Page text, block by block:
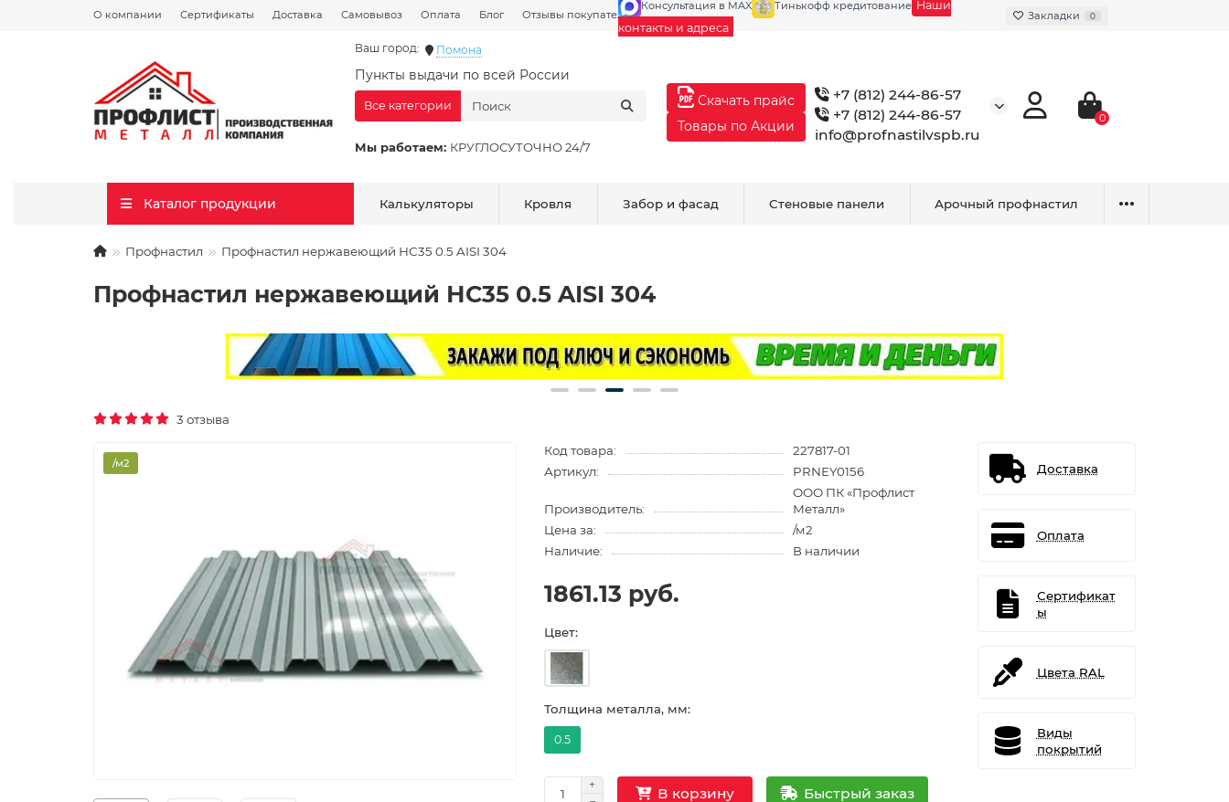
О компании Сертификаты Доставка Самовывоз Оплата Блог Отзывы покупателей Галерея
Консультация в MAX Тинькофф кредитование Наши
контакты и адреса
Закладки 0
Ваш город: Помона
Пункты выдачи по всей России
Мы работаем: КРУГЛОСУТОЧНО 24/7
Все категории
Скачать прайс
Товары по Акции
+7 (812) 244-86-57
+7 (812) 244-86-57
info@profnastilvspb.ru
0
Каталог продукции Калькуляторы Кровля Забор и фасад Стеновые панели Арочный профнастил
Профнастил Профнастил нержавеющий НС35 0.5 AISI 304
Профнастил нержавеющий НС35 0.5 AISI 304
3 отзыва
/м2
Код товара:
227817-01
Артикул:
PRNEY0156
Производитель:
ООО ПК «Профлист
Металл»
Цена за:
/м2
Наличие:
В наличии
1861.13 руб.
Цвет:
Толщина металла, мм:
0.5
В корзину Быстрый заказ
Доставка
Оплата
Сертификат
ы
Цвета RAL
Виды
покрытий